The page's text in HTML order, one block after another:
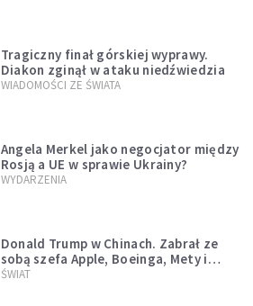
Tragiczny finał górskiej wyprawy.
Diakon zginął w ataku niedźwiedzia
WIADOMOŚCI ZE ŚWIATA
Angela Merkel jako negocjator między
Rosją a UE w sprawie Ukrainy?
WYDARZENIA
Donald Trump w Chinach. Zabrał ze
sobą szefa Apple, Boeinga, Mety i
Muska
ŚWIAT